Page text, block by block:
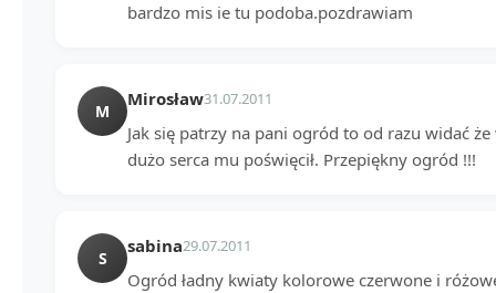
bardzo mis ie tu podoba.pozdrawiam
M
Mirosław31.07.2011
Jak się patrzy na pani ogród to od razu widać
dużo serca mu poświęcił. Przepiękny ogród !!!
S
sabina29.07.2011
Ogród ładny kwiaty kolorowe czerwone i